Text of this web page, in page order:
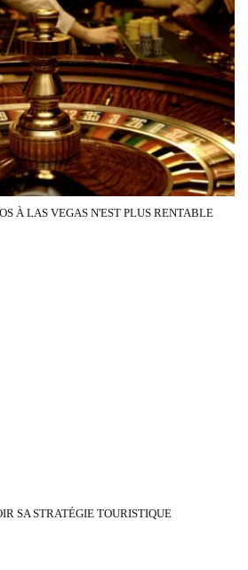
À LAS VEGAS N'EST PLUS RENTABLE
SA STRATÉGIE TOURISTIQUE